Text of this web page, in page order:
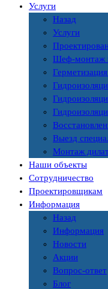
Услуги
Назад
Услуги
Шеф-монтаж
Выезд
Монтаж
Наши объекты
Сотрудничество
Проектировщикам
Информация
Назад
Информация
Новости
Акции
Вопрос-ответ
Блог